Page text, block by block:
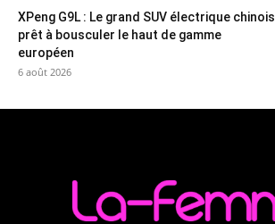
XPeng G9L : Le grand SUV électrique chinois
prêt à bousculer le haut de gamme
européen
6 août 2026